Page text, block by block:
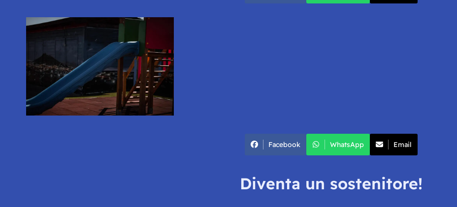
Facebook WhatsApp Email
Diventa un sostenitore!